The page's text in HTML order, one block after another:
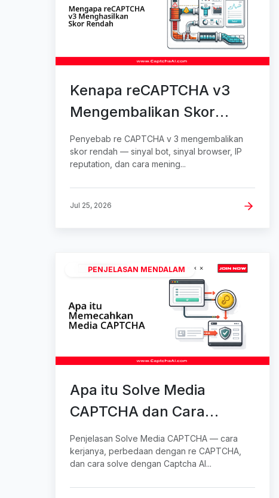
Kenapa reCAPTCHA v3
Mengembalikan Skor
Rendah — Penyebab dan
Solusi
Penyebab re CAPTCHA v 3 mengembalikan
skor rendah — sinyal bot, sinyal browser, IP
reputation, dan cara mening...
Jul 25, 2026
PENJELASAN MENDALAM
Apa itu Solve Media
CAPTCHA dan Cara
Kerjanya
Penjelasan Solve Media CAPTCHA — cara
kerjanya, perbedaan dengan re CAPTCHA,
dan cara solve dengan Captcha AI...